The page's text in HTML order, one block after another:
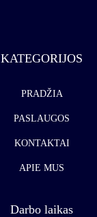
KATEGORIJOS
PRADŽIA
PASLAUGOS
KONTAKTAI
APIE MUS
Darbo laikas